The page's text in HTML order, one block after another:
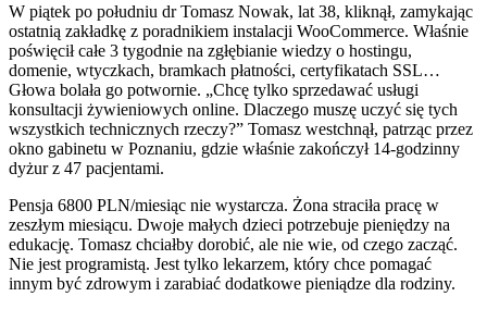
W piątek po południu dr Tomasz Nowak, lat 38, kliknął, zamykając
ostatnią zakładkę z poradnikiem instalacji WooCommerce. Właśnie
poświęcił całe 3 tygodnie na zgłębianie wiedzy o hostingu,
domenie, wtyczkach, bramkach płatności, certyfikatach SSL…
Głowa bolała go potwornie. „Chcę tylko sprzedawać usługi
konsultacji żywieniowych online. Dlaczego muszę uczyć się tych
wszystkich technicznych rzeczy?” Tomasz westchnął, patrząc przez
okno gabinetu w Poznaniu, gdzie właśnie zakończył 14-godzinny
dyżur z 47 pacjentami.
Pensja 6800 PLN/miesiąc nie wystarcza. Żona straciła pracę w
zeszłym miesiącu. Dwoje małych dzieci potrzebuje pieniędzy na
edukację. Tomasz chciałby dorobić, ale nie wie, od czego zacząć.
Nie jest programistą. Jest tylko lekarzem, który chce pomagać
innym być zdrowym i zarabiać dodatkowe pieniądze dla rodziny.